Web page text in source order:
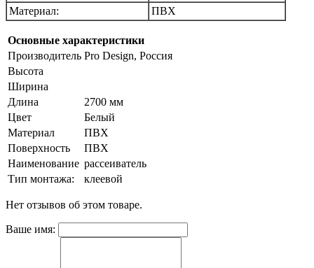
Материал:
ПВХ
Основные характеристики
Производитель Pro Design, Россия
Высота
Ширина
Длина
2700 мм
Цвет
Белый
Материал
ПВХ
Поверхность
ПВХ
Наименование рассеиватель
Тип монтажа:
клеевой
Нет отзывов об этом товаре.
Ваше имя: